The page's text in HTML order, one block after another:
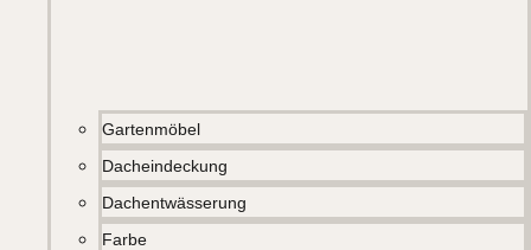
Gartenmöbel
Dacheindeckung
Dachentwässerung
Farbe